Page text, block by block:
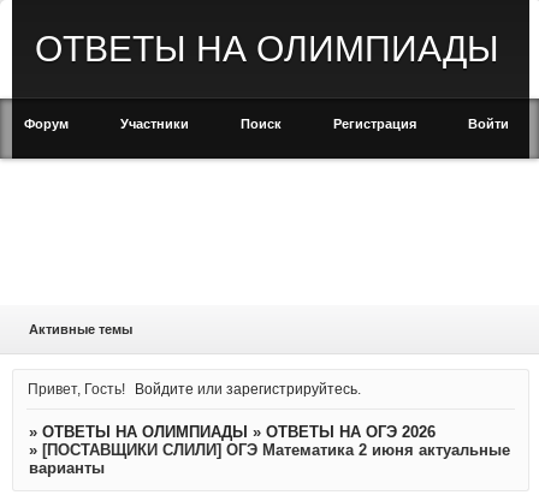
ОТВЕТЫ НА ОЛИМПИАДЫ
Форум Участники Поиск Регистрация Войти
Активные темы
Привет, Гость! Войдите илизарегистрируйтесь
» ОТВЕТЫ НА ОЛИМПИАДЫ » ОТВЕТЫ НА ОГЭ 2026
» [ПОСТАВЩИКИ СЛИЛИ] ОГЭ Математика 2 июня актуальные
варианты